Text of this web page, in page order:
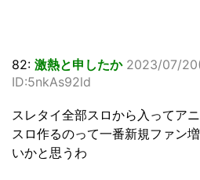
82: 激熱と申したか 2023/07/
ID:5nkAs92ld
スレタイ全部スロから入ってア
スロ作るのって一番新規ファン
いかと思うわ